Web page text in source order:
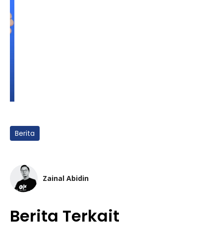
Berita
Zainal Abidin
Berita Terkait